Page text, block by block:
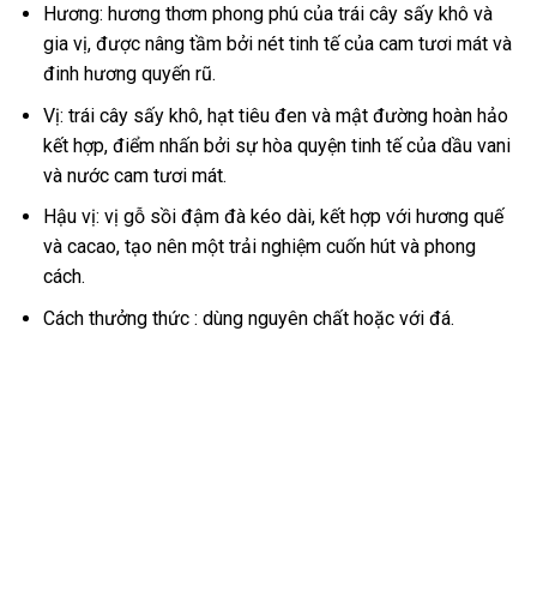
Hương: hương thơm phong phú của trái cây sấy khô và
gia vị, được nâng tầm bởi nét tinh tế của cam tươi mát và
đinh hương quyến rũ.
Vị: trái cây sấy khô, hạt tiêu đen và mật đường hoàn hảo
kết hợp, điểm nhấn bởi sự hòa quyện tinh tế của dầu vani
và nước cam tươi mát.
Hậu vị: vị gỗ sồi đậm đà kéo dài, kết hợp với hương quế
và cacao, tạo nên một trải nghiệm cuốn hút và phong
cách.
Cách thưởng thức : dùng nguyên chất hoặc với đá.